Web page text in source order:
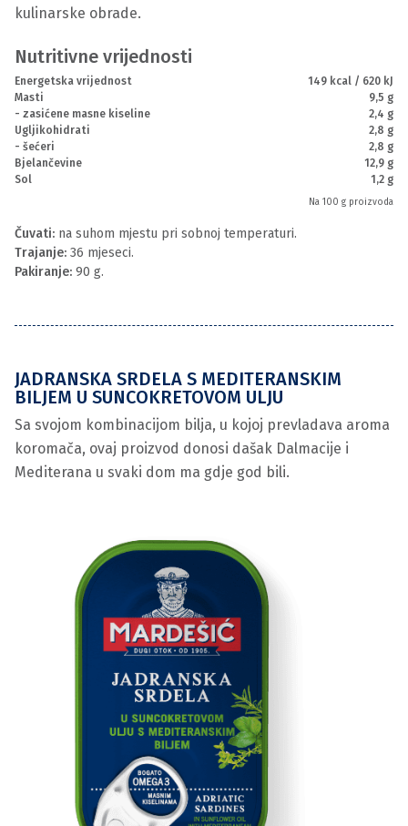
kulinarske obrade.
Nutritivne vrijednosti
Energetska vrijednost
149 kcal / 620 kJ
Masti
9,5 g
- zasićene masne kiseline
2,4 g
Ugljikohidrati
2,8 g
- šećeri
2,8 g
Bjelančevine
12,9 g
Sol
1,2 g
Na 100 g proizvoda
Čuvati: na suhom mjestu pri sobnoj temperaturi.
Trajanje: 36 mjeseci.
Pakiranje: 90 g.
JADRANSKA SRDELA S MEDITERANSKIM
BILJEM U SUNCOKRETOVOM ULJU
Sa svojom kombinacijom bilja, u kojoj prevladava aroma
koromača, ovaj proizvod donosi dašak Dalmacije i
Mediterana u svaki dom ma gdje god bili.